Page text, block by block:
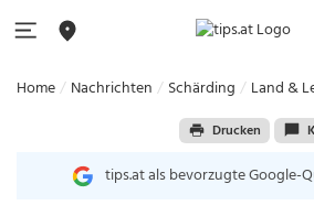
Home Nachrichten Schärding Land &
Drucken
tips.at als bevorzugte Google-